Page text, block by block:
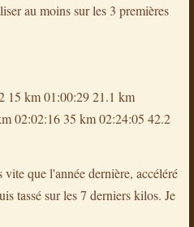
au moins sur les 3 premières
15 km 01:00:29 21.1 km
02:02:16 35 km 02:24:05 42.2
que l'année dernière, accéléré
tassé sur les 7 derniers kilos. Je